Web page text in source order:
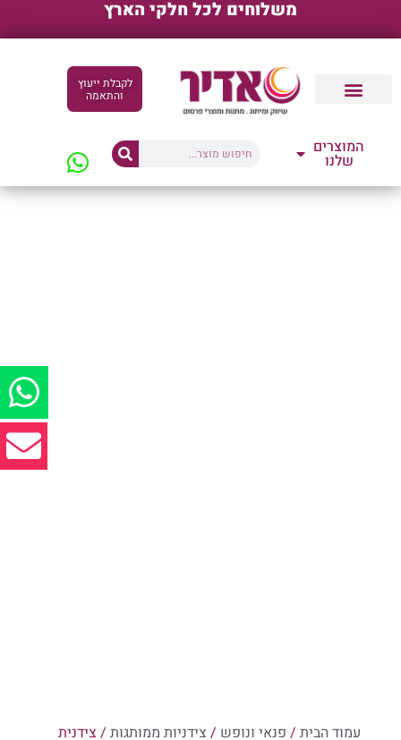
משלוחים לכל חלקי הארץ
לקבלת ייעוץ
והתאמה
המוצרים
שלנו
עמוד הבית/ פנאי ונופש / צידניות ממותגות/ צידנית